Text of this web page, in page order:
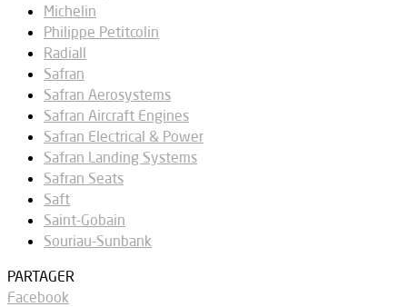
Michelin
Philippe Petitcolin
Radiall
Safran
Safran Aerosystems
Safran Aircraft Engines
Safran Electrical & Power
Safran Landing Systems
Safran Seats
Saft
Saint-Gobain
Souriau-Sunbank
PARTAGER
Facebook